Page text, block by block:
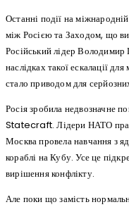
Останні події на
між Росією та Заходом, що
Російський лідер
наслідках такої ескалації
стало приводом для
Росія зробила
Statecraft. Лідери НАТО
Москва провела навчання з
кораблі на Кубу. Усе це
вирішення конфлікту.
Але поки що замість